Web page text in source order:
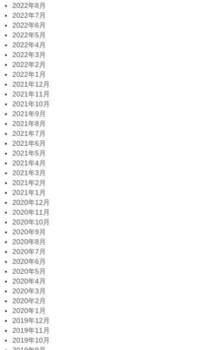
2022年8月
2022年7月
2022年6月
2022年5月
2022年4月
2022年3月
2022年2月
2022年1月
2021年12月
2021年11月
2021年10月
2021年9月
2021年8月
2021年7月
2021年6月
2021年5月
2021年4月
2021年3月
2021年2月
2021年1月
2020年12月
2020年11月
2020年10月
2020年9月
2020年8月
2020年7月
2020年6月
2020年5月
2020年4月
2020年3月
2020年2月
2020年1月
2019年12月
2019年11月
2019年10月